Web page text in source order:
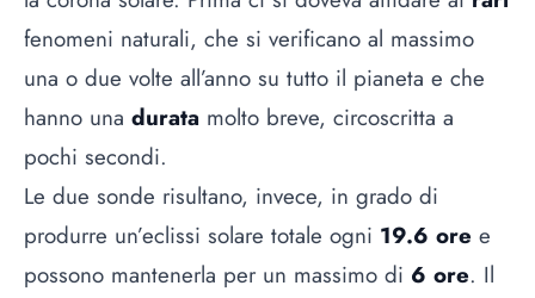
fenomeni naturali, che si verificano al massimo
una o due volte all’anno su tutto il pianeta e che
hanno una durata molto breve, circoscritta a
pochi secondi.
Le due sonde risultano, invece, in grado di
produrre un’eclissi solare totale ogni 19.6 ore e
possono mantenerla per un massimo di 6 ore. Il